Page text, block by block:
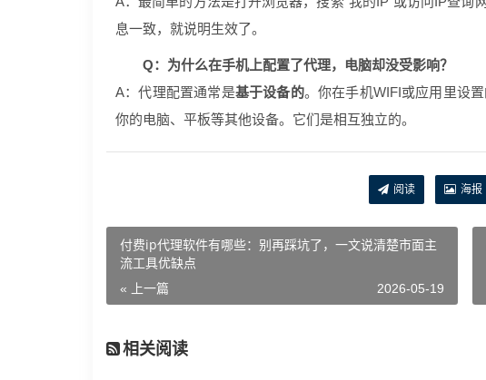
息一致，就说明生效了。
Q：为什么在手机上配置了代理，电脑却没受影响？
A：代理配置通常是基于设备的。你在手机WIFI或应用里设
你的电脑、平板等其他设备。它们是相互独立的。
阅读 海报
付费ip代理软件有哪些：别再踩坑了，一文说清楚市面主
流工具优缺点
« 上一篇 2026-05-19
相关阅读